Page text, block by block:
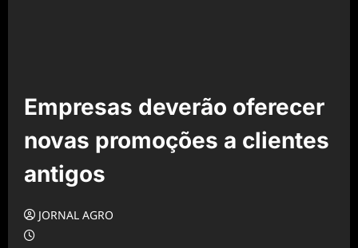
Empresas deverão oferecer
novas promoções a clientes
antigos
JORNAL AGRO